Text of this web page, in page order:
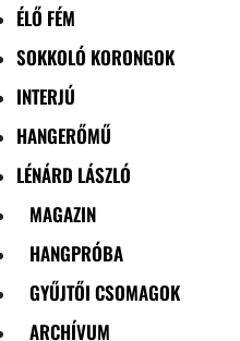
ÉLŐ FÉM
SOKKOLÓ KORONGOK
INTERJÚ
HANGERŐMŰ
LÉNÁRD LÁSZLÓ
MAGAZIN
HANGPRÓBA
GYŰJTŐI CSOMAGOK
ARCHÍVUM